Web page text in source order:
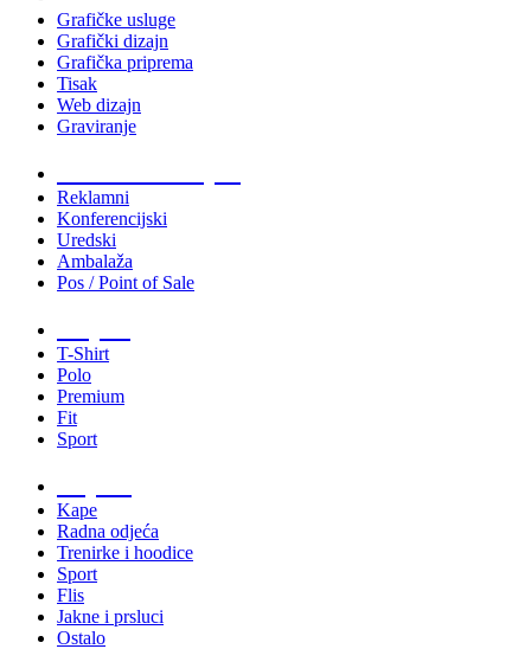
Grafičke usluge
Grafički dizajn
Grafička priprema
Tisak
Web dizajn
Graviranje
Reklamni
Konferencijski
Uredski
Ambalaža
Pos / Point of Sale
T-Shirt
Polo
Premium
Fit
Sport
Kape
Radna odjeća
Trenirke i hoodice
Sport
Flis
Jakne i prsluci
Ostalo